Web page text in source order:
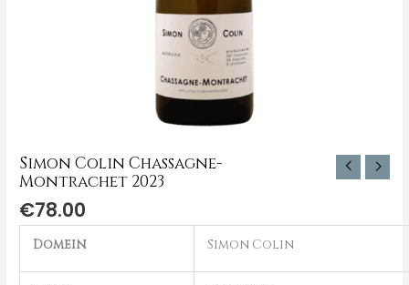
Simon Colin Chassagne-
Montrachet 2023
€78.00
Domein Simon Colin